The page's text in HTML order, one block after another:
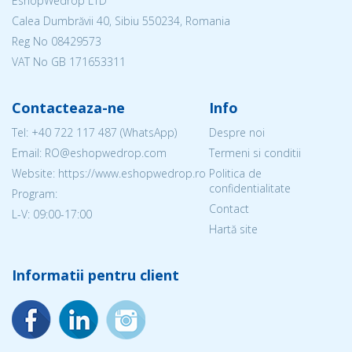
Calea Dumbrăvii 40, Sibiu 550234, Romania
Reg No 08429573
VAT No GB 171653311
Contacteaza-ne
Tel: +40 722 117 487 (WhatsApp)
Email: RO@eshopwedrop.com
Website: https://www.eshopwedrop.ro
Program:
L-V: 09:00-17:00
Info
Despre noi
Termeni si conditii
Politica de
confidentialitate
Contact
Hartă site
Informatii pentru client